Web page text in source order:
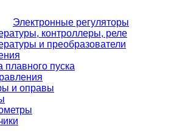
Электронные регуляторы
контроллеры, реле
и преобразователи
плавного пуска
и оправы